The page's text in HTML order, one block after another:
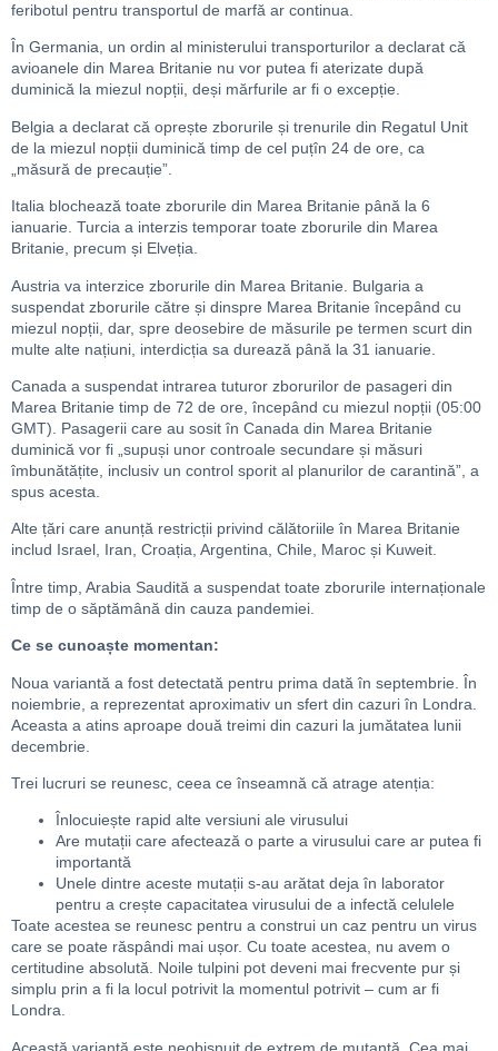
feribotul pentru transportul de marfă ar continua.
În Germania, un ordin al ministerului transporturilor a declarat că
avioanele din Marea Britanie nu vor putea fi aterizate după
duminică la miezul nopții, deși mărfurile ar fi o excepție.
Belgia a declarat că oprește zborurile și trenurile din Regatul Unit
de la miezul nopții duminică timp de cel puțîn 24 de ore, ca
„măsură de precauție”.
Italia blochează toate zborurile din Marea Britanie până la 6
ianuarie. Turcia a interzis temporar toate zborurile din Marea
Britanie, precum și Elveția.
Austria va interzice zborurile din Marea Britanie. Bulgaria a
suspendat zborurile către și dinspre Marea Britanie începând cu
miezul nopții, dar, spre deosebire de măsurile pe termen scurt din
multe alte națiuni, interdicția sa durează până la 31 ianuarie.
Canada a suspendat intrarea tuturor zborurilor de pasageri din
Marea Britanie timp de 72 de ore, începând cu miezul nopții (05:00
GMT). Pasagerii care au sosit în Canada din Marea Britanie
duminică vor fi „supuși unor controale secundare și măsuri
îmbunătățite, inclusiv un control sporit al planurilor de carantină”, a
spus acesta.
Alte țări care anunță restricții privind călătoriile în Marea Britanie
includ Israel, Iran, Croația, Argentina, Chile, Maroc și Kuweit.
Între timp, Arabia Saudită a suspendat toate zborurile internaționale
timp de o săptămână din cauza pandemiei.
Ce se cunoaște momentan:
Noua variantă a fost detectată pentru prima dată în septembrie. În
noiembrie, a reprezentat aproximativ un sfert din cazuri în Londra.
Aceasta a atins aproape două treimi din cazuri la jumătatea lunii
decembrie.
Trei lucruri se reunesc, ceea ce înseamnă că atrage atenția:
Înlocuiește rapid alte versiuni ale virusului
Are mutații care afectează o parte a virusului care ar putea fi
importantă
Unele dintre aceste mutații s-au arătat deja în laborator
pentru a crește capacitatea virusului de a infectă celulele
Toate acestea se reunesc pentru a construi un caz pentru un virus
care se poate răspândi mai ușor. Cu toate acestea, nu avem o
certitudine absolută. Noile tulpini pot deveni mai frecvente pur și
simplu prin a fi la locul potrivit la momentul potrivit – cum ar fi
Londra.
Această variantă este neobișnuit de extrem de mutantă. Cea mai